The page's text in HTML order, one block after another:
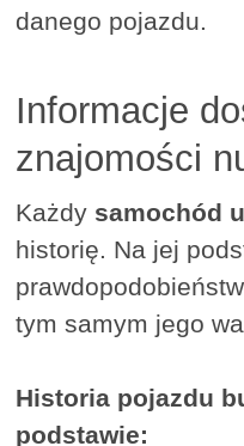
danego pojazdu.
Informacje
znajomości
Każdy samochód
historię. Na jej
tym samym jego
Historia pojazdu
podstawie: